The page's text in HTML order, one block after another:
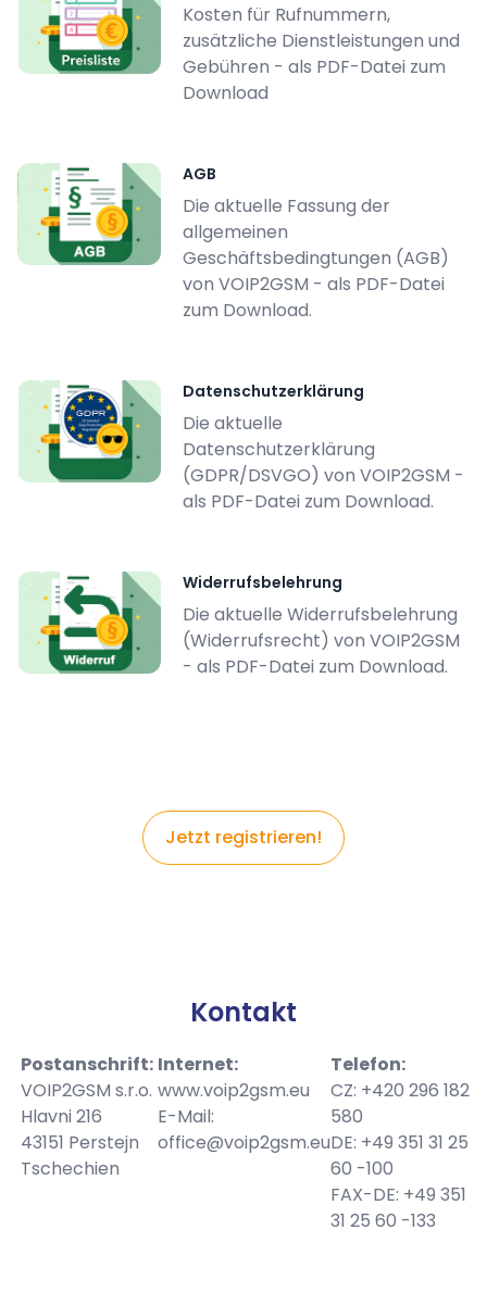
Kosten für Rufnummern,
zusätzliche Dienstleistungen und
Gebühren - als PDF-Datei zum
Download
AGB
Die aktuelle Fassung der
allgemeinen
Geschäftsbedingtungen (AGB)
von VOIP2GSM - als PDF-Datei
zum Download.
Datenschutzerklärung
Die aktuelle
Datenschutzerklärung
(GDPR/DSVGO) von VOIP2GSM -
als PDF-Datei zum Download.
Widerrufsbelehrung
Die aktuelle Widerrufsbelehrung
(Widerrufsrecht) von VOIP2GSM
- als PDF-Datei zum Download.
Jetzt registrieren!
Kontakt
Postanschrift:
VOIP2GSM s.r.o.
Hlavni 216
43151 Perstejn
Tschechien
Internet:
www.voip2gsm.eu
E-Mail:
office@voip2gsm.eu
Telefon:
CZ: +420 296 182
580
DE: +49 351 31 25
60 -100
FAX-DE: +49 351
31 25 60 -133